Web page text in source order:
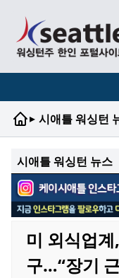
▸ 시애틀 워싱턴
시애틀 워싱턴 뉴스
미 외식업
구…“장기